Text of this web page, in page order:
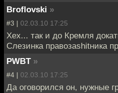
Broflovski »
#3 | 02.03.10 17:25
Хех... так и до Кремля
Слезинка правозаshitника
PWBT »
#4 | 02.03.10 17:25
Да оговорился он, нужные